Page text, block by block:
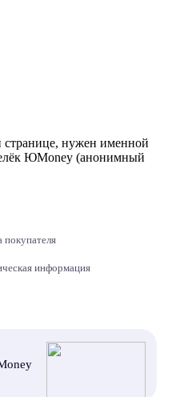
странице, нужен именной
ЮMoney (анонимный
покупателя
информация